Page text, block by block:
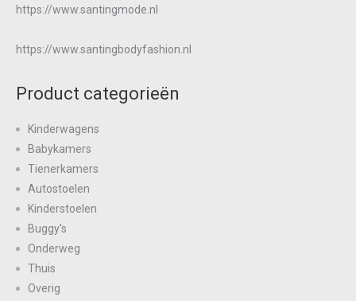
https://www.santingmode.nl
https://www.santingbodyfashion.nl
Product categorieën
Kinderwagens
Babykamers
Tienerkamers
Autostoelen
Kinderstoelen
Buggy's
Onderweg
Thuis
Overig